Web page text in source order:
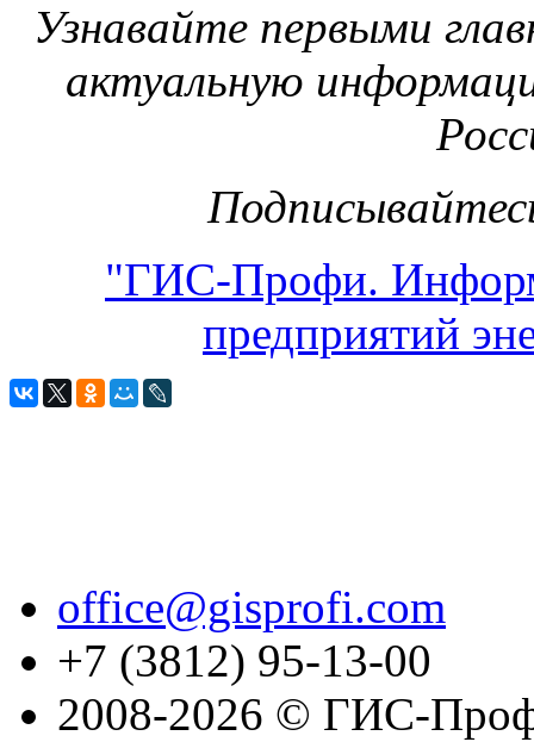
Узнавайте первыми
актуальную
"ГИС-Профи.
предприятий
office@gisprofi.com
+7 (3812) 95-13-00
2008-2026 © ГИС-